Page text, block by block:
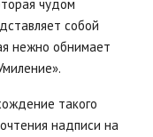
чудом
собой
нежно обнима­ет
такого
надписи на